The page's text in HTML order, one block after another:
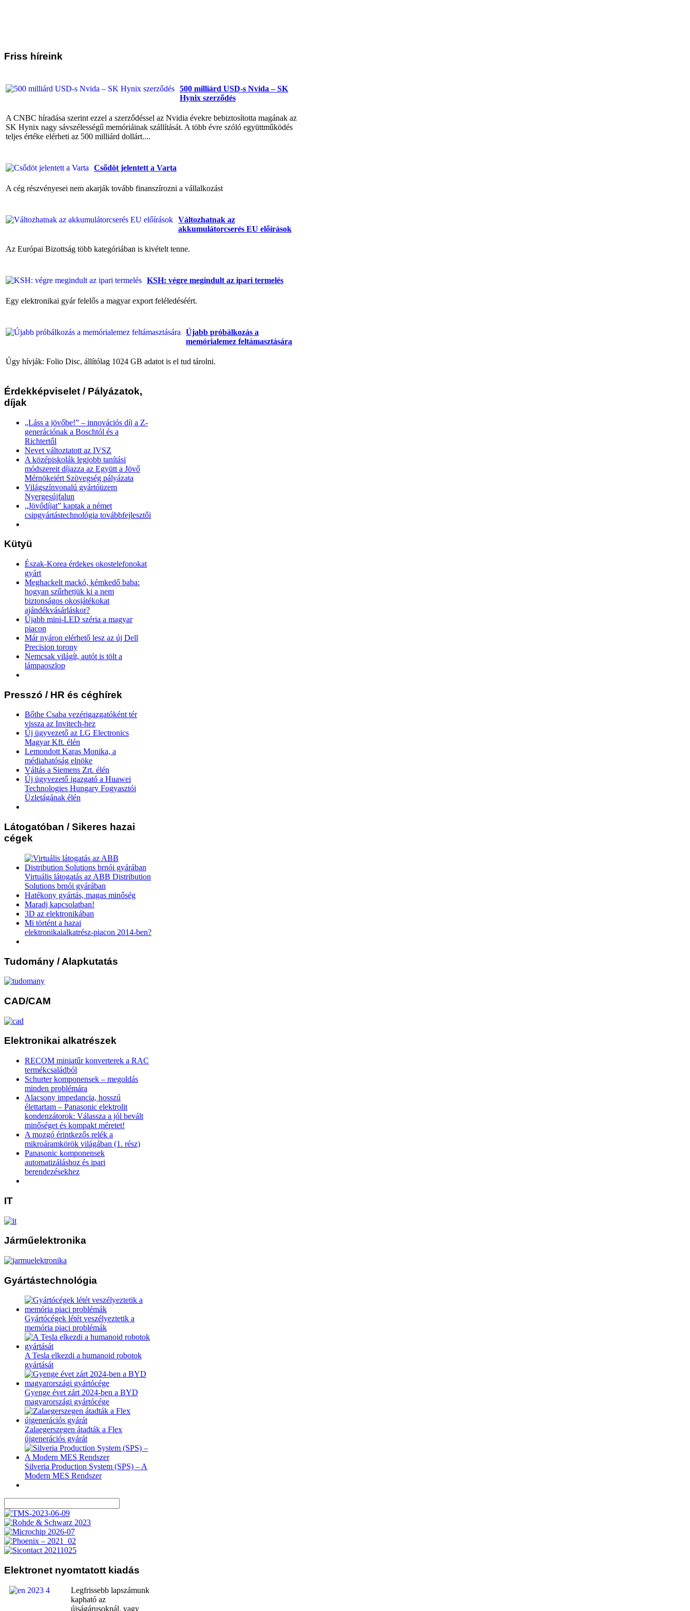
Friss híreink
500 milliárd USD-s Nvida – SK
Hynix szerződés
A CNBC híradása szerint ezzel a szerződéssel az Nvidia évekre bebiztosította magának az
SK Hynix nagy sávszélességű memóriáinak szállítását. A több évre szóló együttműködés
teljes értéke elérheti az 500 milliárd dollárt....
Csődöt jelentett a Varta
A cég részvényesei nem akarják tovább finanszírozni a vállalkozást
Változhatnak az
akkumulátorcserés EU előírások
Az Európai Bizottság több kategóriában is kivételt tenne.
KSH: végre megindult az ipari termelés
Egy elektronikai gyár felelős a magyar export feléledéséért.
Újabb próbálkozás a
memórialemez feltámasztására
Úgy hívják: Folio Disc, állítólag 1024 GB adatot is el tud tárolni.
Érdekképviselet / Pályázatok,
díjak
„Láss a jövőbe!” – innovációs díj a Z-
generációnak a Boschtól és a
Richtertől
Nevet változtatott az IVSZ
A középiskolák legjobb tanítási
módszereit díjazza az Együtt a Jövő
Mérnökeiért Szövegség pályázata
Világszínvonalú gyártóüzem
Nyergesújfalun
„Jövődíjat” kaptak a német
csipgyártástechnológia továbbfejlesztői
Kütyü
Észak-Korea érdekes okostelefonokat
gyárt
Meghackelt mackó, kémkedő baba:
hogyan szűrhetjük ki a nem
biztonságos okosjátékokat
ajándékvásárláskor?
Újabb mini-LED széria a magyar
piacon
Már nyáron elérhető lesz az új Dell
Precision torony
Nemcsak világít, autót is tölt a
lámpaoszlop
Presszó / HR és céghírek
Bőthe Csaba vezérigazgatóként tér
vissza az Invitech-hez
Új ügyvezető az LG Electronics
Magyar Kft. élén
Lemondott Karas Monika, a
médiahatóság elnöke
Váltás a Siemens Zrt. élén
Új ügyvezető igazgató a Huawei
Technologies Hungary Fogyasztói
Üzletágának élén
Látogatóban / Sikeres hazai
cégek
Virtuális látogatás az ABB Distribution
Solutions brnói gyárában
Hatékony gyártás, magas minőség
Maradj kapcsolatban!
3D az elektronikában
Mi történt a hazai
elektronikaialkatrész-piacon 2014-ben?
Tudomány / Alapkutatás
CAD/CAM
Elektronikai alkatrészek
RECOM miniatűr konverterek a RAC
termékcsaládból
Schurter komponensek – megoldás
minden problémára
Alacsony impedancia, hosszú
élettartam – Panasonic elektrolit
kondenzátorok: Válassza a jól bevált
minőséget és kompakt méretet!
A mozgó érintkezős relék a
mikroáramkörök világában (1. rész)
Panasonic komponensek
automatizáláshoz és ipari
berendezésekhez
IT
Járműelektronika
Gyártástechnológia
Gyártócégek létét veszélyeztetik a
memória piaci problémák
A Tesla elkezdi a humanoid robotok
gyártását
Gyenge évet zárt 2024-ben a BYD
magyarországi gyártócége
Zalaegerszegen átadták a Flex
újgenerációs gyárát
Silveria Production System (SPS) – A
Modern MES Rendszer
Elektronet nyomtatott kiadás
Legfrissebb lapszámunk
kapható az
újságárusoknál, vagy